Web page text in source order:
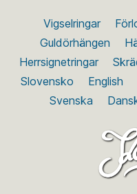
Vigselringar
Guldörhängen
Herrsignetringar
Slovensko
English
Svenska